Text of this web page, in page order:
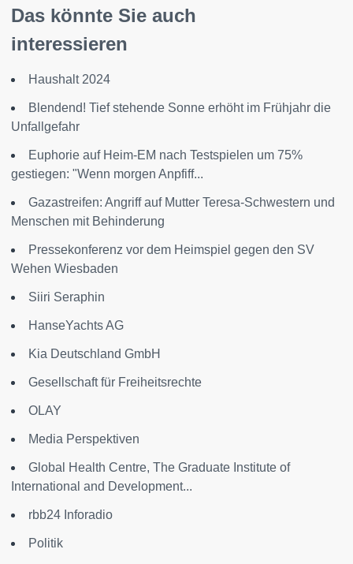
Das könnte Sie auch
interessieren
Haushalt 2024
Blendend! Tief stehende Sonne erhöht im Frühjahr die
Unfallgefahr
Euphorie auf Heim-EM nach Testspielen um 75%
gestiegen: "Wenn morgen Anpfiff...
Gazastreifen: Angriff auf Mutter Teresa-Schwestern und
Menschen mit Behinderung
Pressekonferenz vor dem Heimspiel gegen den SV
Wehen Wiesbaden
Siiri Seraphin
HanseYachts AG
Kia Deutschland GmbH
Gesellschaft für Freiheitsrechte
OLAY
Media Perspektiven
Global Health Centre, The Graduate Institute of
International and Development...
rbb24 Inforadio
Politik